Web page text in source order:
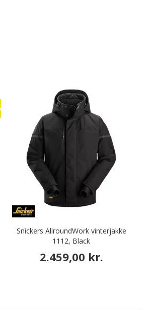
Snickers AllroundWork vinterjakke
1112, Black
2.459,00 kr.